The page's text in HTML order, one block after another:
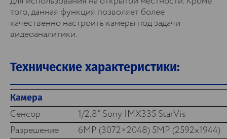
того, данная функция позволяет более
качественно настроить камеры под задачи
видеоаналитики.
Технические характеристики:
Камера
Сенсор
1/2,8" Sony IMX335 StarVis
Разрешение
6MP (3072×2048) 5MP (2592x1944)